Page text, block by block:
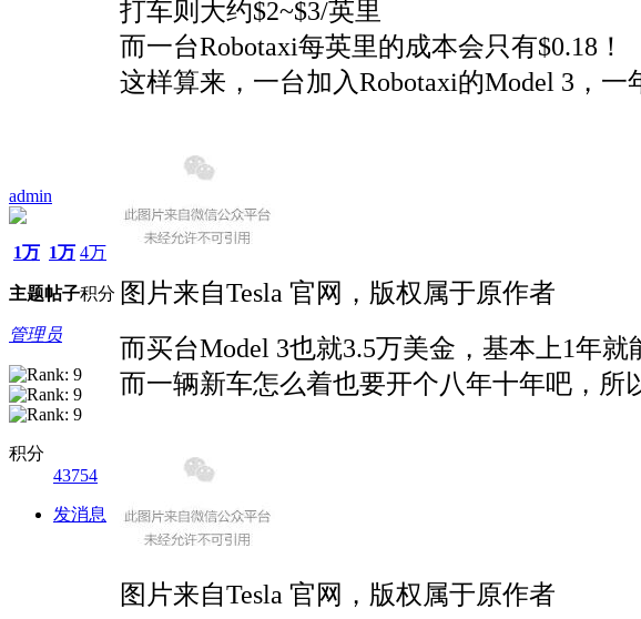
admin
1万
主题
1万
帖子
4万
积分
管理员
积分
43754
发消息
打车则大约$2~$3/英里
而一台Robotaxi每英里的成本会只有$0.18！
这样算来，一台加入Robotaxi的Model 3，一
图片来自Tesla 官网，版权属于原作者
而买台Model 3也就3.5万美金，基本上1年就
而一辆新车怎么着也要开个八年十年吧，所
图片来自Tesla 官网，版权属于原作者